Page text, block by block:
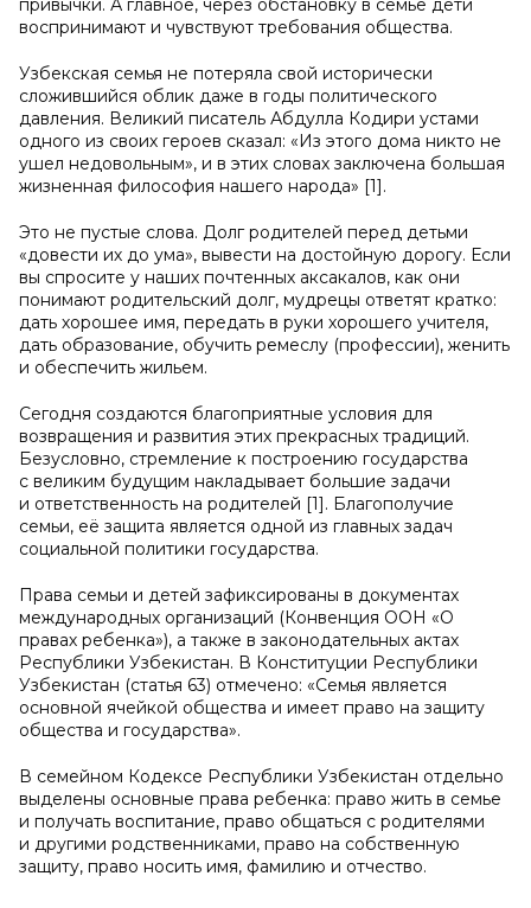
привычки. А главное, через обстановку в семье дети
воспринимают и чувствуют требования общества.
Узбекская семья не потеряла свой исторически
сложившийся облик даже в годы политического
давления. Великий писатель Абдулла Кодири устами
одного из своих героев сказал: «Из этого дома никто не
ушел недовольным», и в этих словах заключена большая
жизненная философия нашего народа» [1].
Это не пустые слова. Долг родителей перед детьми
«довести их до ума», вывести на достойную дорогу. Если
вы спросите у наших почтенных аксакалов, как они
понимают родительский долг, мудрецы ответят кратко:
дать хорошее имя, передать в руки хорошего учителя,
дать образование, обучить ремеслу (профессии), женить
и обеспечить жильем.
Сегодня создаются благоприятные условия для
возвращения и развития этих прекрасных традиций.
Безусловно, стремление к построению государства
с великим будущим накладывает большие задачи
и ответственность на родителей [1]. Благополучие
семьи, её защита является одной из главных задач
социальной политики государства.
Права семьи и детей зафиксированы в документах
международных организаций (Конвенция ООН «О
правах ребенка»), а также в законодательных актах
Республики Узбекистан. В Конституции Республики
Узбекистан (статья 63) отмечено: «Семья является
основной ячейкой общества и имеет право на защиту
общества и государства».
В семейном Кодексе Республики Узбекистан отдельно
выделены основные права ребенка: право жить в семье
и получать воспитание, право общаться с родителями
и другими родственниками, право на собственную
защиту, право носить имя, фамилию и отчество.